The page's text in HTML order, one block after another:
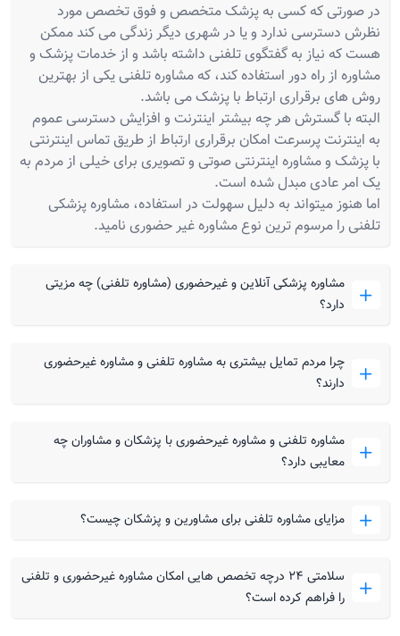
در صورتی که کسی به پزشک متخصص و فوق تخصص مورد
نظرش دسترسی ندارد و یا در شهری دیگر زندگی می کند ممکن
هست که نیاز به گفتگوی تلفنی داشته باشد و از خدمات پزشک و
مشاوره از راه دور استفاده کند، که مشاوره تلفنی یکی از بهترین
روش های برقراری ارتباط با پزشک می باشد.
البته با گسترش هر چه بیشتر اینترنت و افزایش دسترسی عموم
به اینترنت پرسرعت امکان برقراری ارتباط از طریق تماس اینترنتی
با پزشک و مشاوره اینترنتی صوتی و تصویری برای خیلی از مردم به
یک امر عادی مبدل شده است.
اما هنوز میتواند به دلیل سهولت در استفاده، مشاوره پزشکی
تلفنی را مرسوم ترین نوع مشاوره غیر حضوری نامید.
مشاوره پزشکی آنلاین و غیرحضوری (مشاوره تلفنی) چه مزیتی
دارد؟
چرا مردم تمایل بیشتری به مشاوره تلفنی و مشاوره غیرحضوری
دارند؟
مشاوره تلفنی و مشاوره غیرحضوری با پزشکان و مشاوران چه
معایبی دارد؟
مزایای مشاوره تلفنی برای مشاورین و پزشکان چیست؟
سلامتی ۲۴ درچه تخصص هایی امکان مشاوره غیرحضوری و تلفنی
را فراهم کرده است؟